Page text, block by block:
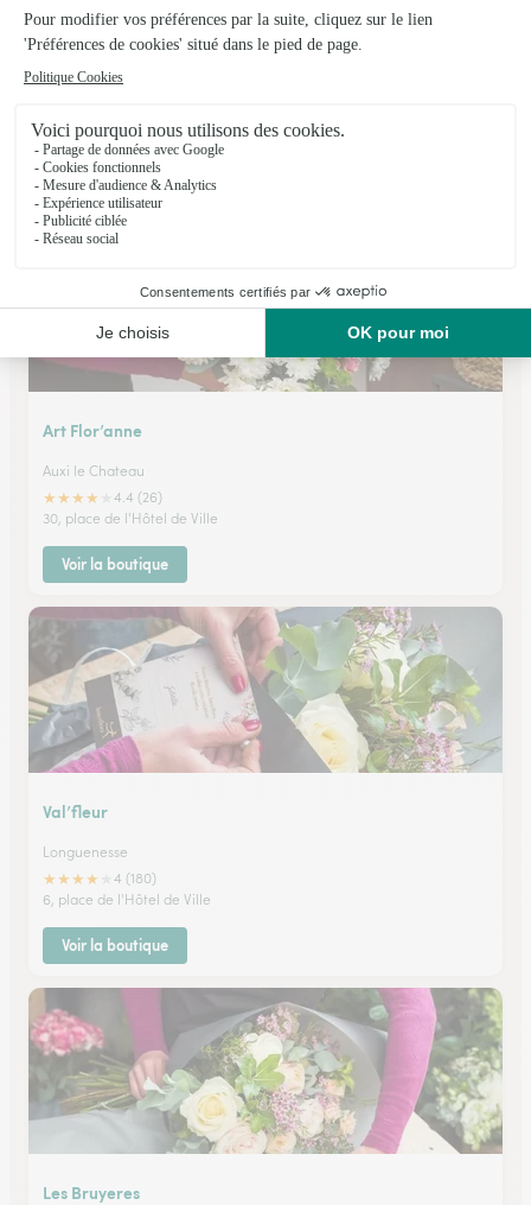
Fleurs Rogeau
Houdain
39, rue Roger Salengro
Voir la boutique
Art Flor’anne
Auxi le Chateau
★★★★
4.4 (26)
30, place de l'Hôtel de Ville
Voir la boutique
Val’fleur
Longuenesse
★★★★
4 (180)
6, place de l'Hôtel de Ville
Voir la boutique
Les Bruyeres